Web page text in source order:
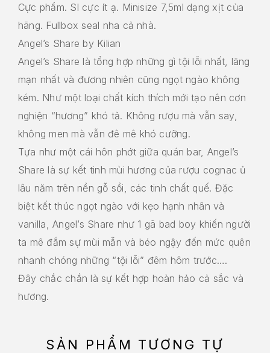
Cực phẩm. Sl cực ít ạ. Minisize 7,5ml dạng xịt của
hãng. Fullbox seal nha cả nhà.
Angel’s Share by Kilian
Angel’s Share là tổng hợp những gì tội lỗi nhất, lãng
mạn nhất và đương nhiên cũng ngọt ngào không
kém. Như một loại chất kích thích mới tạo nên cơn
nghiện “hương” khó tả. Không rượu mà vẫn say,
không men mà vẫn đê mê khó cưỡng.
Tựa như một cái hôn phớt giữa quán bar, Angel’s
Share là sự kết tinh mùi hương của rượu cognac ủ
lâu năm trên nền gỗ sồi, các tinh chất quế. Đặc
biệt kết thúc ngọt ngào với kẹo hạnh nhân và
vanilla, Angel’s Share như 1 gã bad boy khiến người
ta mê đắm sự mùi mẫn và béo ngậy đến mức quên
nhanh chóng những “tội lỗi” đêm hôm trước….
Đây chắc chắn là sự kết hợp hoàn hảo cả sắc và
hương.
SẢN PHẨM TƯƠNG TỰ